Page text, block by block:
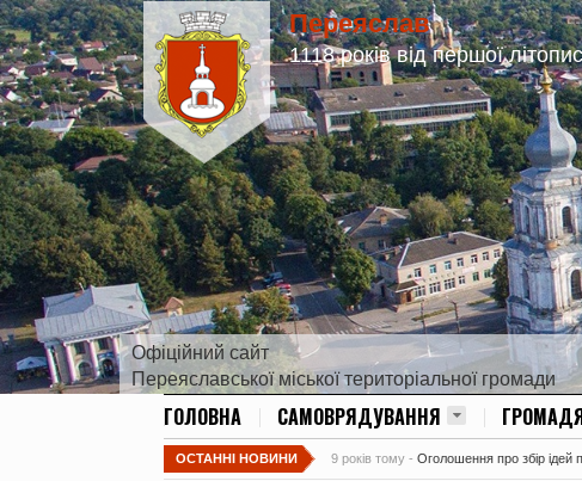
Переяслав
1118 років від першої
Офіційний сайт
Переяславської міської територіальної громади
ГОЛОВНА САМОВРЯДУВАННЯ
ОСТАННІ НОВИНИ 9 років тому - Оголошення про збір ідей